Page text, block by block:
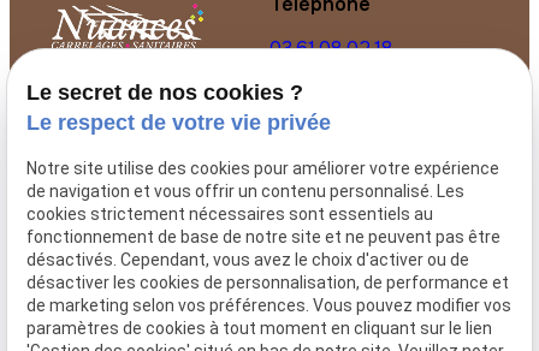
Nuances Carrelages,
entreprise spécialisée
dans la vente de
carrelages et pavages à
Linselles.
03.61.08.02.18
Adresse
24 rue Saint-
Vincent de
Horaires
08:00 - 12:00
/ 14:00 -
Le secret de nos cookies ?
Le respect de votre vie privée
Notre site utilise des cookies pour améliorer votre expérience
de navigation et vous offrir un contenu personnalisé. Les
cookies strictement nécessaires sont essentiels au
fonctionnement de base de notre site et ne peuvent pas être
désactivés. Cependant, vous avez le choix d'activer ou de
désactiver les cookies de personnalisation, de performance et
de marketing selon vos préférences. Vous pouvez modifier vos
paramètres de cookies à tout moment en cliquant sur le lien